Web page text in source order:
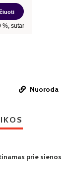
Nuoroda
prie sienos